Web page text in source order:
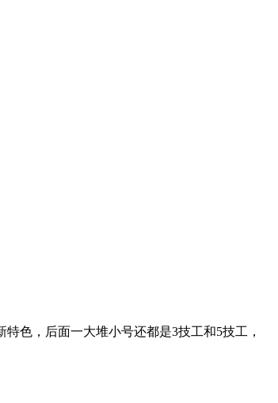
色，后面一大堆小号还都是3技工和5技工，